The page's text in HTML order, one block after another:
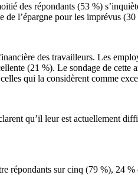
des répondants (53 %)
l’épargne pour les imprévus
des travailleurs. Les
(21 %). Le sondage de
qui la considèrent comme
qu’il leur est actuellement
sur cinq (79 %), 24 %